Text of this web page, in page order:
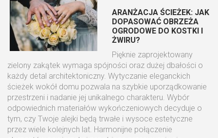
ARANŻACJA ŚCIEŻEK: JAK
DOPASOWAĆ OBRZEŻA
OGRODOWE DO KOSTKI I
ŻWIRU?
Pięknie zaprojektowany
zielony zakątek wymaga spójności oraz dużej dbałości o
każdy detal architektoniczny. Wytyczanie eleganckich
ścieżek wokół domu pozwala na szybkie uporządkowanie
przestrzeni i nadanie jej unikalnego charakteru. Wybór
odpowiednich materiałów wykończeniowych decyduje o
tym, czy Twoje alejki będą trwałe i wysoce estetyczne
przez wiele kolejnych lat. Harmonijne połączenie